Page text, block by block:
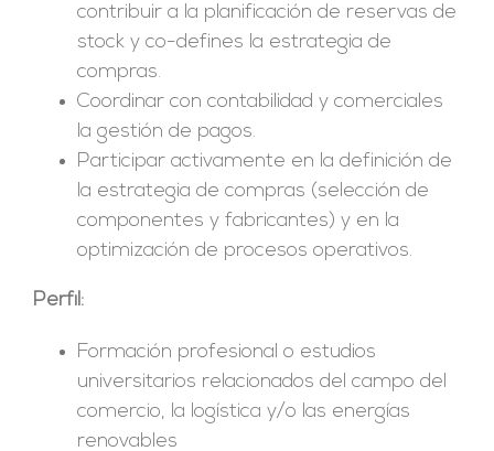
contribuir a la planificación de reservas de
stock y co-defines la estrategia de
compras.
Coordinar con contabilidad y comerciales
la gestión de pagos.
Participar activamente en la definición de
la estrategia de compras (selección de
componentes y fabricantes) y en la
optimización de procesos operativos.
Perfil:
Formación profesional o estudios
universitarios relacionados del campo del
comercio, la logística y/o las energías
renovables